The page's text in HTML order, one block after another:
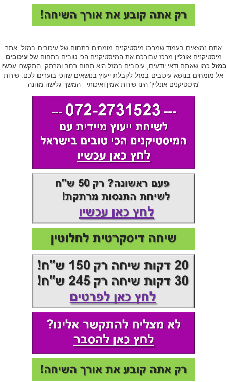
אתם נמצאים בעמוד שמרכז מיסטיקנים מומחים בתחום של עיכובים במזל. אתר
מיסטיקנים אונליין מרכז עבורכם את המיסטיקנים הכי טובים בתחום שלעיכובים
במזל כמו שאתם ודאי יודעים, עיכובים במזל היא תחום רחב ומרתק. התקשרו עכשיו
אל מומחים בנושא עיכובים במזל לקבלת ייעוץ בנושאים שהכי בוערים לכם. שירות
'מיסטיקנים אונליין' הינו שירות אמין ואיכותי - המשך גלישה מהנה